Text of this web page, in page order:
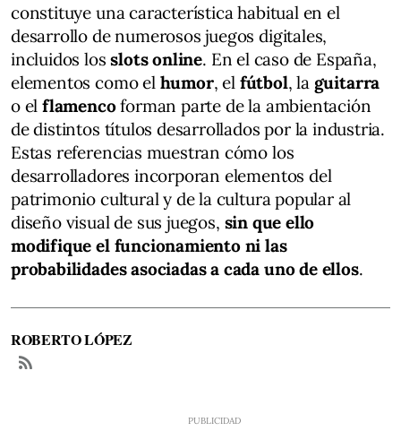
constituye una característica habitual en el
desarrollo de numerosos juegos digitales,
incluidos losslots online. En el caso de España,
elementos como el humor, el fútbol, la guitarra
o elflamencoforman parte de la ambientación
de distintos títulos desarrollados por la industria.
Estas referencias muestran cómo los
desarrolladores incorporan elementos del
patrimonio cultural y de la cultura popular al
diseño visual de sus juegos, sin que ello
modifique el funcionamiento ni las
probabilidades asociadas a cada uno de ellos.
ROBERTO LÓPEZ